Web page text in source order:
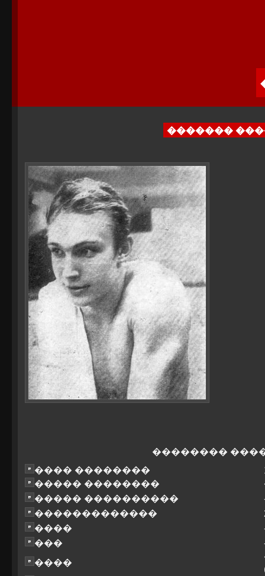
�������
��������
���� ��������
����� ��������
����� ����������
�������������
����
���
����